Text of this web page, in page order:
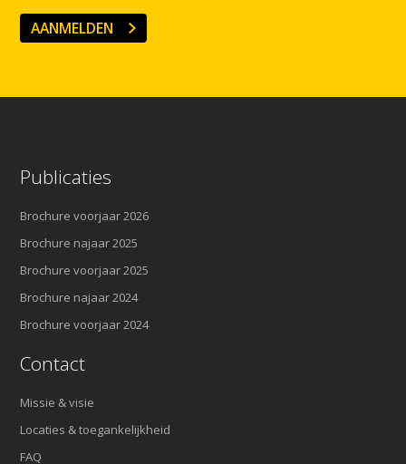
AANMELDEN
Publicaties
Brochure voorjaar 2026
Brochure najaar 2025
Brochure voorjaar 2025
Brochure najaar 2024
Brochure voorjaar 2024
Contact
Missie & visie
Locaties & toegankelijkheid
FAQ